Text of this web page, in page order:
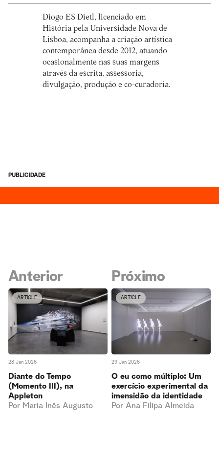
Diogo ES Dietl, licenciado em
História pela Universidade Nova de
Lisboa, acompanha a criação artística
contemporânea desde 2012, atuando
ocasionalmente nas suas margens
através da escrita, assessoria,
divulgação, produção e co-curadoria.
PUBLICIDADE
Anterior
ARTICLE
28 Jan 2026
Diante do Tempo
(Momento III), na
Appleton
Por Maria Inês Augusto
Próximo
ARTICLE
29 Jan 2026
O eu como múltiplo: Um
exercício experimental da
imensidão da identidade
Por Ana Filipa Almeida